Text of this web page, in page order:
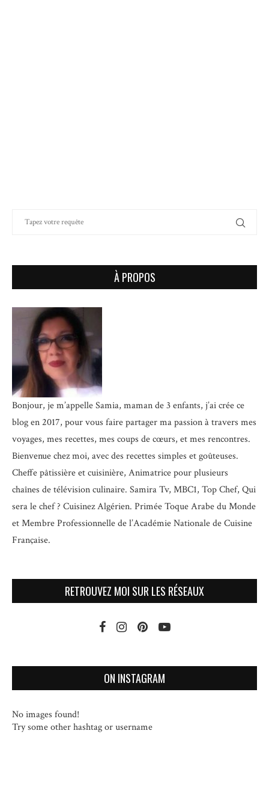
À PROPOS
Bonjour, je m’appelle Samia, maman de 3 enfants, j’ai crée ce
blog en 2017, pour vous faire partager ma passion à travers mes
voyages, mes recettes, mes coups de cœurs, et mes rencontres.
Bienvenue chez moi, avec des recettes simples et goûteuses.
Cheffe pâtissière et cuisinière, Animatrice pour plusieurs
chaînes de télévision culinaire. Samira Tv, MBC1, Top Chef, Qui
sera le chef ? Cuisinez Algérien. Primée Toque Arabe du Monde
etMembre Professionnelle de l’Académie Nationale de Cuisine
Française.
RETROUVEZ MOI SUR LES RÉSEAUX
ON INSTAGRAM
No images found!
Try some other hashtag or username